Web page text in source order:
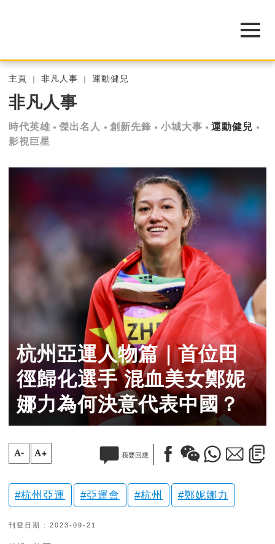
主頁 非凡人事 運動健兒
非凡人事
時代英雄 傑出名人 創新先鋒 小城大事
運動健兒
影視巨星
杭州亞運人物篇｜首位田
徑歸化選手 混血美女鄭妮
娜力為何決意代表中國？
A- A+ 我要回應
杭州亞運 亞運會 杭州 鄭妮娜力
刊登日期 : 2023-09-21